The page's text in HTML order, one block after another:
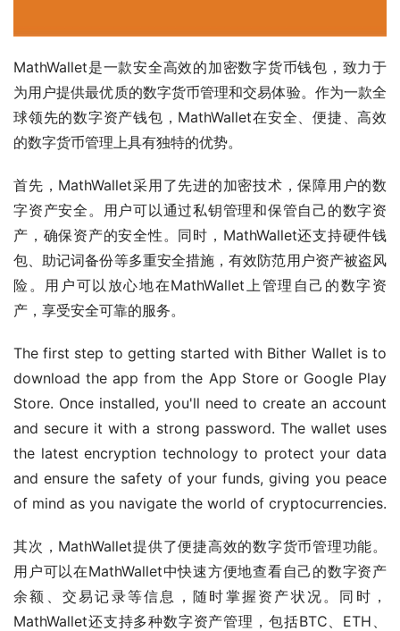
MathWallet是一款安全高效的加密数字货币钱包，致力于
为用户提供最优质的数字货币管理和交易体验。作为一款全
球领先的数字资产钱包，MathWallet在安全、便捷、高效
的数字货币管理上具有独特的优势。
首先，MathWallet采用了先进的加密技术，保障用户的数
字资产安全。用户可以通过私钥管理和保管自己的数字资
产，确保资产的安全性。同时，MathWallet还支持硬件钱
包、助记词备份等多重安全措施，有效防范用户资产被盗风
险。用户可以放心地在MathWallet上管理自己的数字资
产，享受安全可靠的服务。
The first step to getting started with Bither Wallet is to
download the app from the App Store or Google Play
Store. Once installed, you'll need to create an account
and secure it with a strong password. The wallet uses
the latest encryption technology to protect your data
and ensure the safety of your funds, giving you peace
of mind as you navigate the world of cryptocurrencies.
其次，MathWallet提供了便捷高效的数字货币管理功能。
用户可以在MathWallet中快速方便地查看自己的数字资产
余额、交易记录等信息，随时掌握资产状况。同时，
MathWallet还支持多种数字资产管理，包括BTC、ETH、